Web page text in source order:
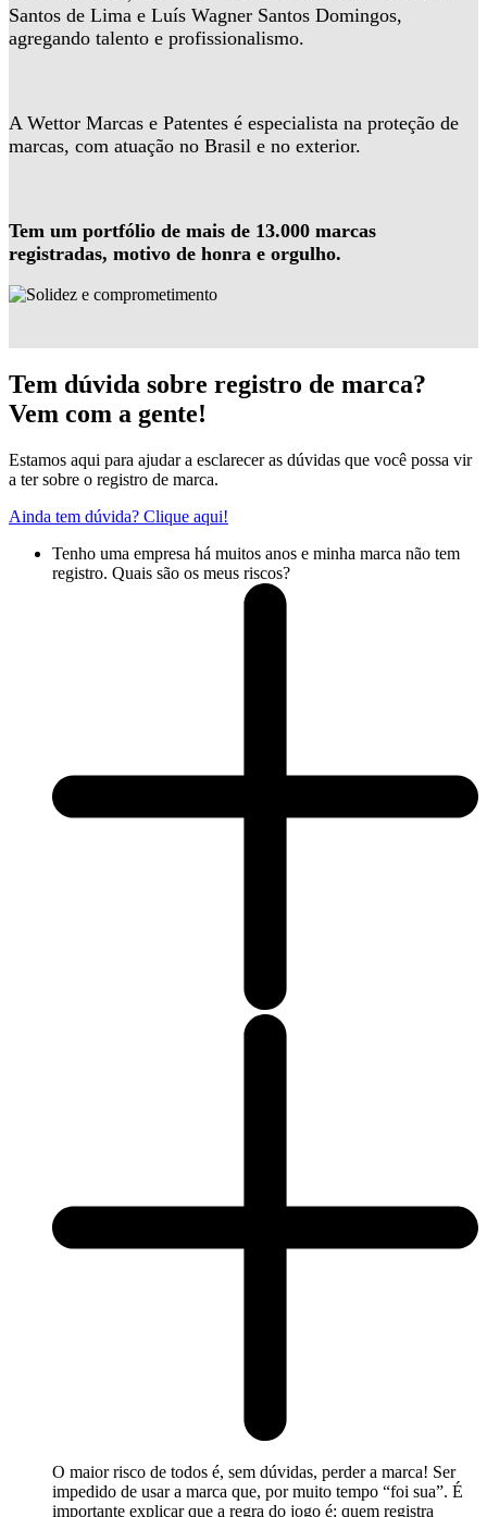
Santos de Lima e Luís Wagner Santos Domingos,
agregando talento e profissionalismo.
A Wettor Marcas e Patentes é especialista na proteção de
marcas, com atuação no Brasil e no exterior.
Tem um portfólio de mais de 13.000 marcas
registradas, motivo de honra e orgulho.
Tem dúvida sobre registro de marca?
Vem com a gente!
Estamos aqui para ajudar a esclarecer as dúvidas que você possa vir
a ter sobre o registro de marca.
Ainda tem dúvida? Clique aqui!
Tenho uma empresa há muitos anos e minha marca não tem
registro. Quais são os meus riscos?
O maior risco de todos é, sem dúvidas, perder a marca! Ser
impedido de usar a marca que, por muito tempo “foi sua”. É
importante explicar que a regra do jogo é: quem registra